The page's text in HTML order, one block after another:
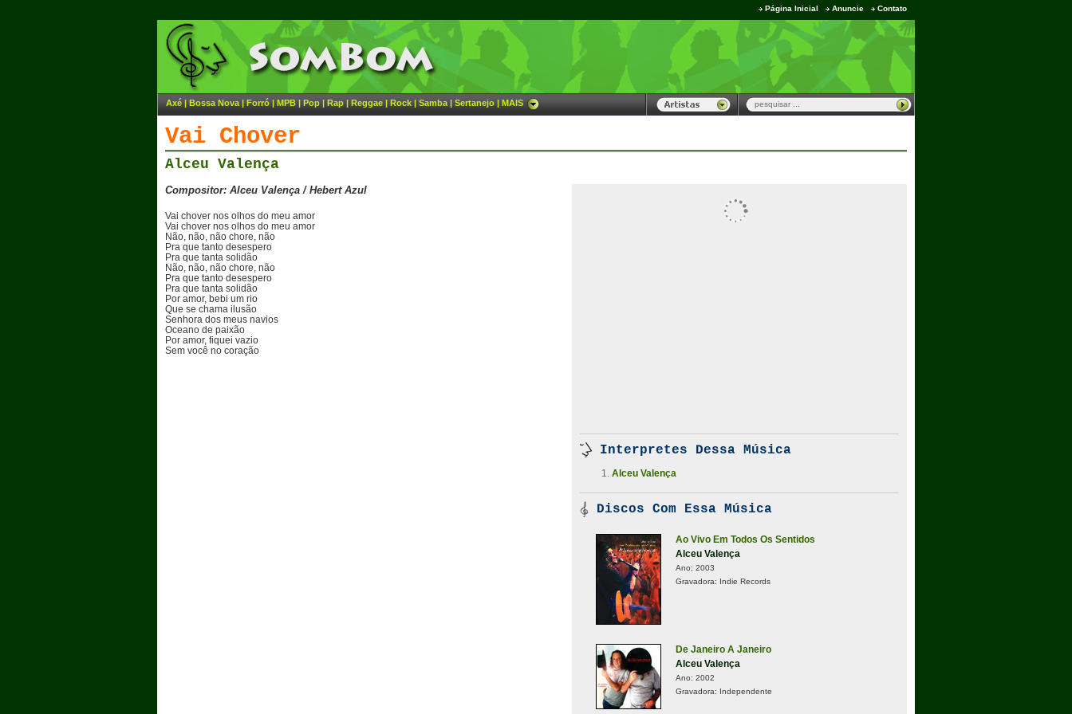
Página Inicial Anuncie Contato
Axé | Bossa Nova | Forró | MPB | Pop | Rap | Reggae | Rock | Samba | Sertanejo | MAIS
Vai Chover
Alceu Valença
Compositor: Alceu Valença / Hebert Azul
Vai chover nos olhos do meu amor
Vai chover nos olhos do meu amor
Não, não, não chore, não
Pra que tanto desespero
Pra que tanta solidão
Não, não, não chore, não
Pra que tanto desespero
Pra que tanta solidão
Por amor, bebi um rio
Que se chama ilusão
Senhora dos meus navios
Oceano de paixão
Por amor, fiquei vazio
Sem você no coração
Interpretes Dessa Música
Alceu Valença
Discos Com Essa Música
Ao Vivo Em Todos Os Sentidos
Alceu Valença
Ano: 2003
Gravadora: Indie Records
De Janeiro A Janeiro
Alceu Valença
Ano: 2002
Gravadora: Independente